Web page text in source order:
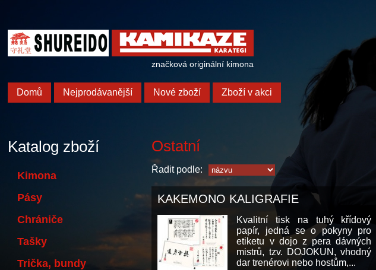
značková originální kimona
Domů Nejprodávanější Nové zboží Zboží v akci
Katalog zboží
Kimona
Pásy
Chrániče
Tašky
Trička, bundy
Ostatní
Řadit podle:
KAKEMONO KALIGRAFIE
Kvalitní tisk na tuhý křídový
papír, jedná se o pokyny pro
etiketu v dojo z pera dávných
mistrů, tzv. DOJOKUN, vhodný
dar trenérovi nebo hostům,...